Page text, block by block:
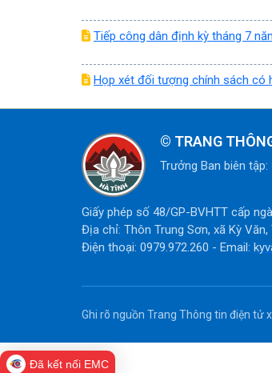
Tiếp công dân định kỳ tháng 7
Họp xét đối tượng chính sách có
© TRANG
Trưởng Ban biên tập:
Giấy phép số 48/GP-BVHTT cấp
Địa chỉ: Thôn Trung Sơn, xã Kỳ Văn,
Điện thoại: 0979.972.260 - Email:
Ghi rõ nguồn Trang Thông tin điện tử
Đã kết nối EMC